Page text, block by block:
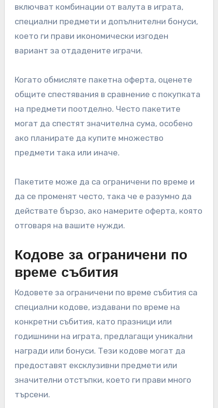
включват комбинации от валута в играта,
специални предмети и допълнителни бонуси,
което ги прави икономически изгоден
вариант за отдадените играчи.
Когато обмисляте пакетна оферта, оценете
общите спестявания в сравнение с покупката
на предмети поотделно. Често пакетите
могат да спестят значителна сума, особено
ако планирате да купите множество
предмети така или иначе.
Пакетите може да са ограничени по време и
да се променят често, така че е разумно да
действате бързо, ако намерите оферта, която
отговаря на вашите нужди.
Кодове за ограничени по
време събития
Кодовете за ограничени по време събития са
специални кодове, издавани по време на
конкретни събития, като празници или
годишнини на играта, предлагащи уникални
награди или бонуси. Тези кодове могат да
предоставят ексклузивни предмети или
значителни отстъпки, което ги прави много
търсени.